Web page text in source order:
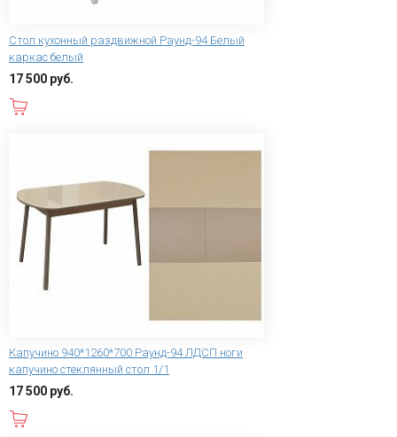
Стол кухонный раздвижной Раунд-94 Белый
каркас белый
17 500 руб.
Капучино 940*1260*700 Раунд-94 ЛДСП ноги
капучино стеклянный стол 1/1
17 500 руб.